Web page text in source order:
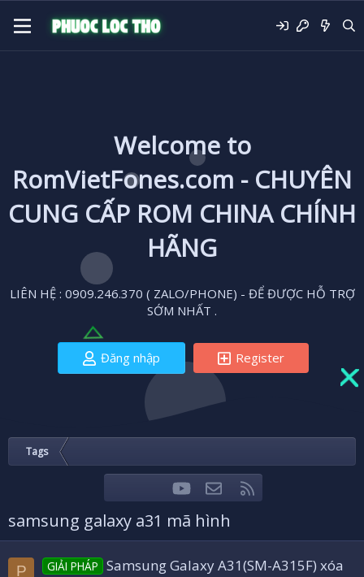
Welcome to
RomVietFones.com - CHUYÊN
CUNG CẤP ROM CHINA CHÍNH
HÃNG
LIÊN HỆ : 0909.246.370 ( ZALO/PHONE) - ĐỂ ĐƯỢC HỖ TRỢ
SỚM NHẤT .
Đăng nhập Register
Tags
FacebookTwitteryoutubeLiên hệ
samsung galaxy a31 mã hình
P GIẢI PHÁP Samsung Galaxy A31(SM-A315F) xóa